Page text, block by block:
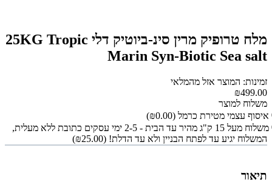
מלח טרופיק מרין סינ-ביוטיק דלי 25KG Tropic
Marin Syn-Biotic Sea salt
זמינות: המוצר אזל מהמלאי
₪499.00
משלוח למוצר
איסוף עצמי מטירת כרמל (₪0.00)
משלוח מעל 15 ק"ג מהיר עד הבית - 2-5 ימי עסקים כתובת ללא מעלית,
המשלוח יגיע עד לפתח הבניין ולא עד הדלת! (₪25.00)
תיאור